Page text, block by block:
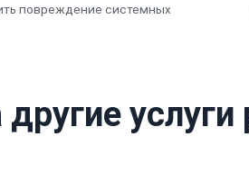
повреждение системных